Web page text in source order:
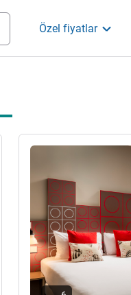
Özel fiyatlar
Ayrıntıları göster